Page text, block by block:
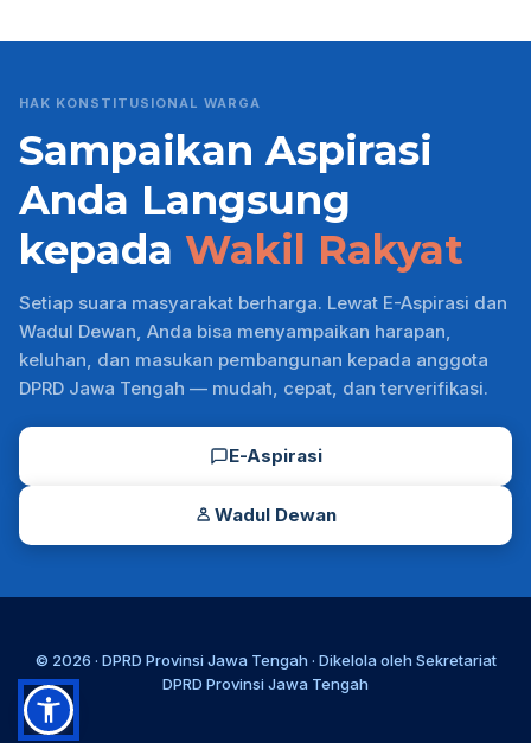
HAK KONSTITUSIONAL WARGA
Sampaikan Aspirasi
Anda Langsung
kepada Wakil Rakyat
Setiap suara masyarakat berharga. Lewat E-Aspirasi dan
Wadul Dewan, Anda bisa menyampaikan harapan,
keluhan, dan masukan pembangunan kepada anggota
DPRD Jawa Tengah — mudah, cepat, dan terverifikasi.
E-Aspirasi
Wadul Dewan
© 2026 · DPRD Provinsi Jawa Tengah · Dikelola oleh Sekretariat
DPRD Provinsi Jawa Tengah